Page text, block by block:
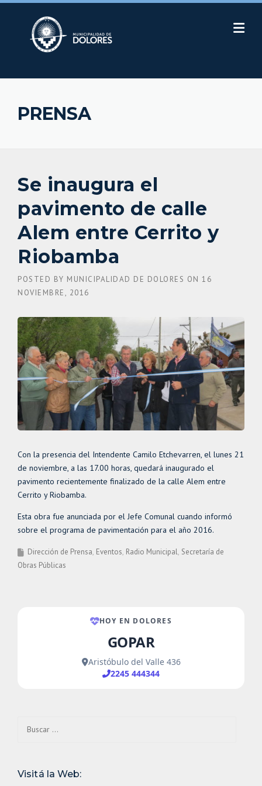
Skip
PRENSA
Se inaugura el
pavimento de calle
Alem entre Cerrito y
Riobamba
POSTED BY MUNICIPALIDAD DE DOLORES ON 16
NOVIEMBRE, 2016
Con la presencia del Intendente Camilo Etchevarren, el lunes 21
de noviembre, a las 17.00 horas, quedará inaugurado el
pavimento recientemente finalizado de la calle Alem entre
Cerrito y Riobamba.
Esta obra fue anunciada por el Jefe Comunal cuando informó
sobre el programa de pavimentación para el año 2016.
Dirección de Prensa Eventos Radio Municipal Secretaría de
Obras Públicas
Visitá la Web: